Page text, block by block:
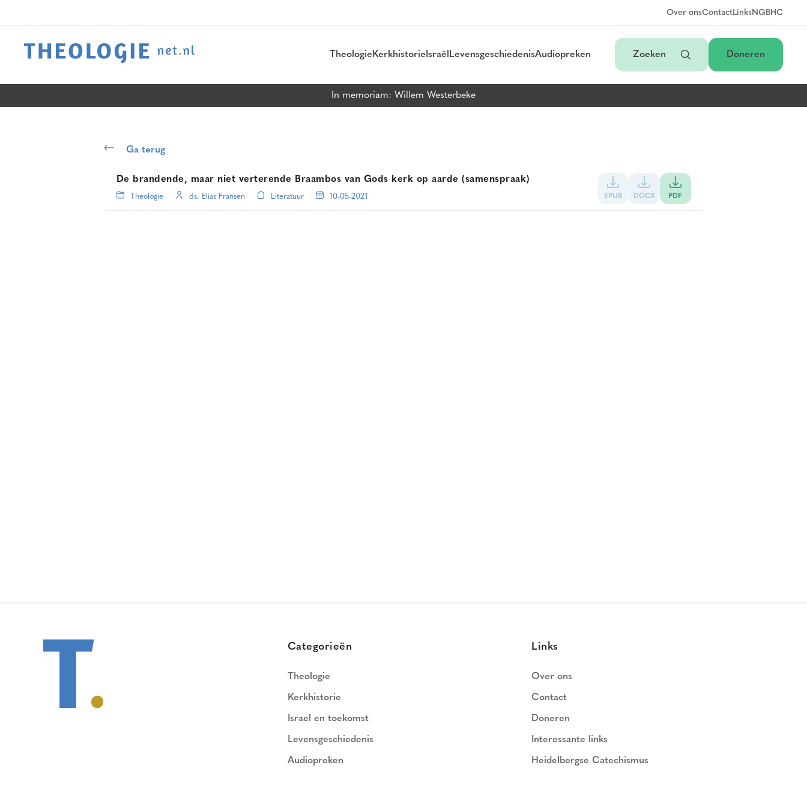
Over onsContactLinksNGBHC
Theologie Kerkhistorie Israël LevensgeschiedenisAudiopreken Zoeken Doneren
In memoriam: Willem Westerbeke
Ga terug
De brandende, maar niet verterende Braambos van Gods kerk op aarde (samenspraak)
Theologie ds. Elias Fransen Literatuur 10-05-2021 EPUB DOCX PDF
Categorieën
Theologie
Kerkhistorie
Israel en toekomst
Levensgeschiedenis
Audiopreken
Links
Over ons
Contact
Doneren
Interessante links
Heidelbergse Catechismus